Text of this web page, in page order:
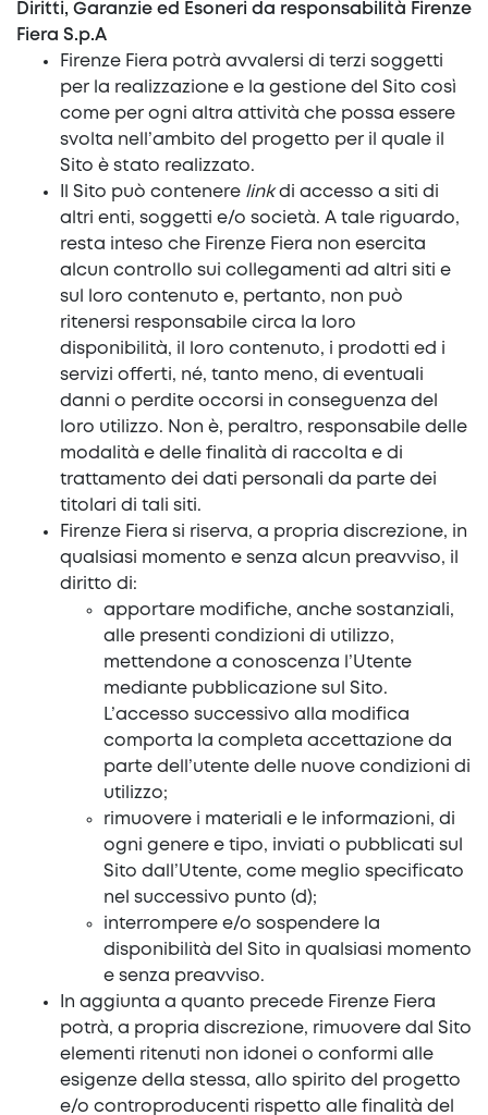
Diritti, Garanzie ed Esoneri da responsabilità Firenze
Fiera S.p.A
Firenze Fiera potrà avvalersi di terzi soggetti
per la realizzazione e la gestione del Sito così
come per ogni altra attività che possa essere
svolta nell’ambito del progetto per il quale il
Sito è stato realizzato.
Il Sito può contenere linkdi accesso a siti di
altri enti, soggetti e/o società. A tale riguardo,
resta inteso che Firenze Fiera non esercita
alcun controllo sui collegamenti ad altri siti e
sul loro contenuto e, pertanto, non può
ritenersi responsabile circa la loro
disponibilità, il loro contenuto, i prodotti ed i
servizi offerti, né, tanto meno, di eventuali
danni o perdite occorsi in conseguenza del
loro utilizzo. Non è, peraltro, responsabile delle
modalità e delle finalità di raccolta e di
trattamento dei dati personali da parte dei
titolari di tali siti.
Firenze Fiera si riserva, a propria discrezione, in
qualsiasi momento e senza alcun preavviso, il
diritto di:
apportare modifiche, anche sostanziali,
alle presenti condizioni di utilizzo,
mettendone a conoscenza l’Utente
mediante pubblicazione sul Sito.
L’accesso successivo alla modifica
comporta la completa accettazione da
parte dell’utente delle nuove condizioni di
utilizzo;
rimuovere i materiali e le informazioni, di
ogni genere e tipo, inviati o pubblicati sul
Sito dall’Utente, come meglio specificato
nel successivo punto (d);
interrompere e/o sospendere la
disponibilità del Sito in qualsiasi momento
e senza preavviso.
In aggiunta a quanto precede Firenze Fiera
potrà, a propria discrezione, rimuovere dal Sito
elementi ritenuti non idonei o conformi alle
esigenze della stessa, allo spirito del progetto
e/o controproducenti rispetto alle finalità del